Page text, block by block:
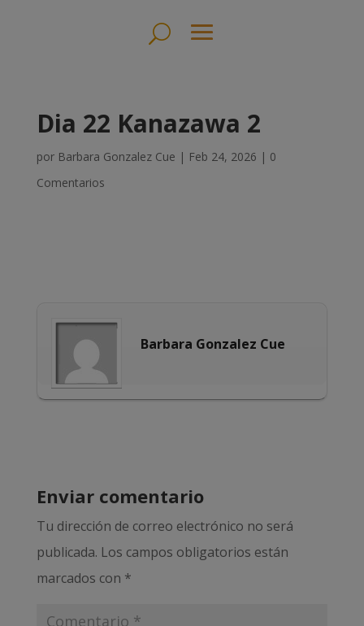
Dia 22 Kanazawa 2
por Barbara Gonzalez Cue | Feb 24, 2026 | 0
Comentarios
Barbara Gonzalez Cue
Enviar comentario
Tu dirección de correo electrónico no será
publicada. Los campos obligatorios están
marcados con *